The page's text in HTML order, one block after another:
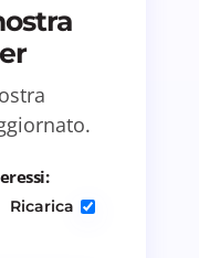
questo browser
Ricarica